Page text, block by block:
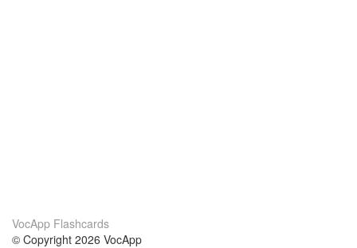
VocApp Flashcards
© Copyright 2026 VocApp